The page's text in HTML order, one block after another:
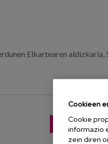
Elkartearen aldizkaria,
JAITSI
Cookieen
Cookie
informazio
zein diren